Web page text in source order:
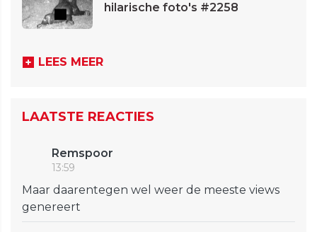
hilarische foto's #2258
LEES MEER
LAATSTE REACTIES
Remspoor
13:59
Maar daarentegen wel weer de meeste views
genereert